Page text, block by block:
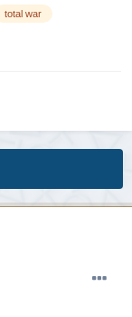
total war